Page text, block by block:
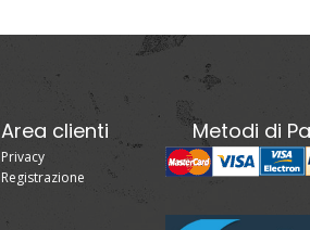
Area clienti
Privacy
Registrazione
Metodi di